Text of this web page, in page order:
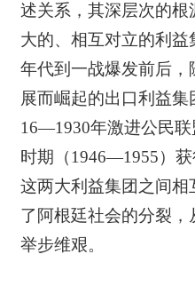
述关系，其深层次的
大的、相互对立的利益
年代到一战爆发前后
展而崛起的出口利益
16—1930年激进公民
时期（1946—1955）获
这两大利益集团之间
了阿根廷社会的分裂
举步维艰。